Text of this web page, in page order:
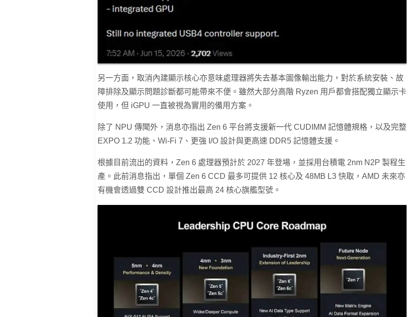
另一方面，取消內建顯示核心亦意味處理器將失去基本圖像輸出能力，對於系統安裝、故
障排除及顯示問題診斷都可能帶來不便。雖然大部分高階 Ryzen 用戶都會搭配獨立顯示卡
使用，但 iGPU 一直被視為實用的備用方案。
除了 NPU 傳聞外，消息亦指出 Zen 6 平台將支援新一代 CUDIMM 記憶體規格，以及完整
EXPO 1.2 功能、Wi-Fi 7、更強 I/O 設計與更高速 DDR5 記憶體支援。
根據目前流出的資料，Zen 6 處理器預計於 2027 年登場，並採用台積電 2nm N2P 製程生
產。此前消息指出，單個 Zen 6 CCD 最多可提供 12 核心及 48MB L3 快取，AMD 未來亦
有機會透過雙 CCD 設計推出最高 24 核心旗艦型號。